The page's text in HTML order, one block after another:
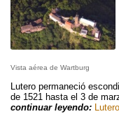
Vista aérea de Wartburg
Lutero permaneció
de 1521 hasta el 3 de
continuar leyendo: